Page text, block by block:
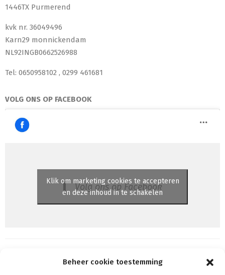
Beheer cookie toestemming
1446TX Purmerend
kvk nr. 36049496
Karn29 monnickendam
NL92INGB0662526988
Tel: 0650958102 , 0299 461681
VOLG ONS OP FACEBOOK
Volg ons op Facebook
Klik om marketing cookies te accepteren
en deze inhoud in te schakelen